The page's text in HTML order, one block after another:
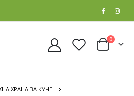
0
ХРАНА ЗА КУЧЕ